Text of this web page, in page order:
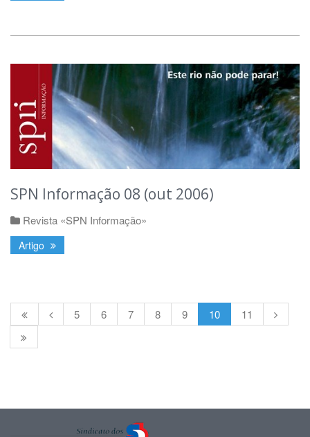
SPN Informação 08 (out 2006)
Revista «SPN Informação»
Artigo
5 6 7 8 9 10 11